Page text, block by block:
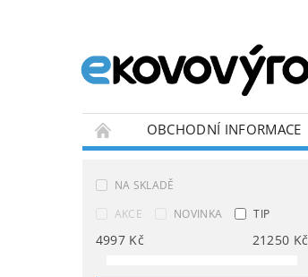
OBCHODNÍ INFORMACE
NA SKLADĚ
AKCE
NOVINKA TIP
4997 Kč 21250 Kč